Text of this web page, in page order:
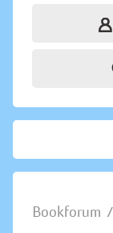
Bookforum /